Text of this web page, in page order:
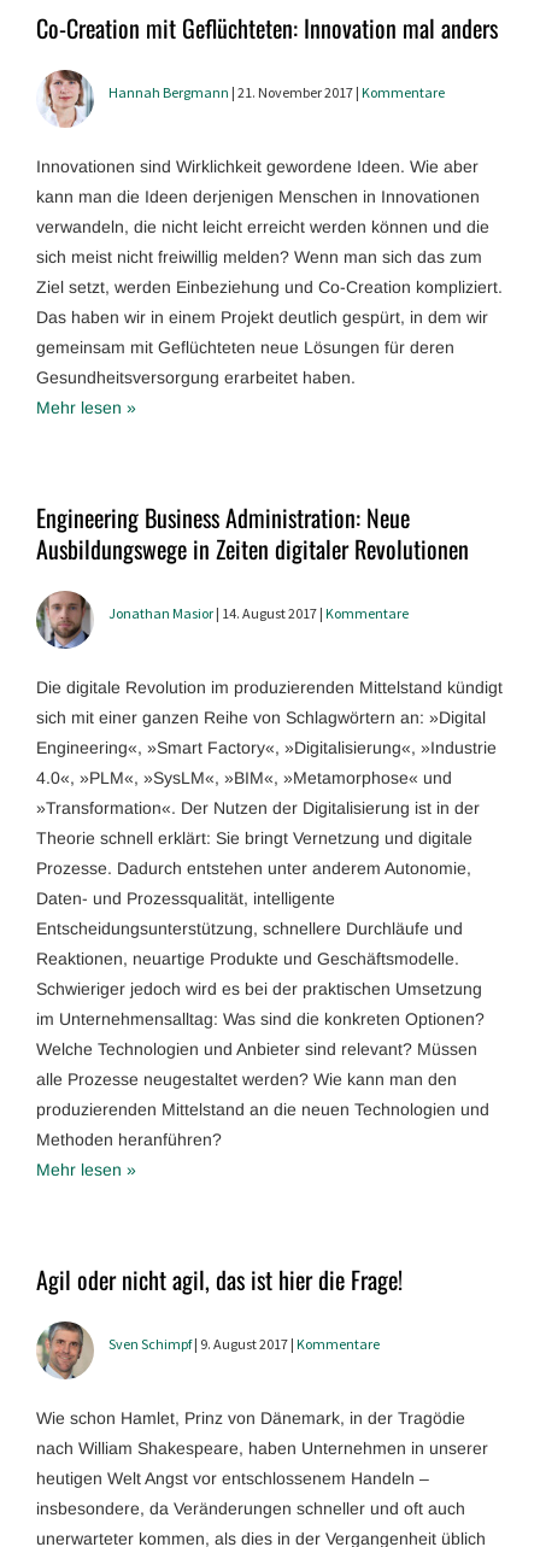
Co-Creation mit Geflüchteten: Innovation mal anders
Hannah Bergmann | 21. November 2017 | Kommentare
Innovationen sind Wirklichkeit gewordene Ideen. Wie aber
kann man die Ideen derjenigen Menschen in Innovationen
verwandeln, die nicht leicht erreicht werden können und die
sich meist nicht freiwillig melden? Wenn man sich das zum
Ziel setzt, werden Einbeziehung und Co-Creation kompliziert.
Das haben wir in einem Projekt deutlich gespürt, in dem wir
gemeinsam mit Geflüchteten neue Lösungen für deren
Gesundheitsversorgung erarbeitet haben.
Mehr lesen »
Engineering Business Administration: Neue
Ausbildungswege in Zeiten digitaler Revolutionen
Jonathan Masior | 14. August 2017 | Kommentare
Die digitale Revolution im produzierenden Mittelstand kündigt
sich mit einer ganzen Reihe von Schlagwörtern an: »Digital
Engineering«, »Smart Factory«, »Digitalisierung«, »Industrie
4.0«, »PLM«, »SysLM«, »BIM«, »Metamorphose« und
»Transformation«. Der Nutzen der Digitalisierung ist in der
Theorie schnell erklärt: Sie bringt Vernetzung und digitale
Prozesse. Dadurch entstehen unter anderem Autonomie,
Daten- und Prozessqualität, intelligente
Entscheidungsunterstützung, schnellere Durchläufe und
Reaktionen, neuartige Produkte und Geschäftsmodelle.
Schwieriger jedoch wird es bei der praktischen Umsetzung
im Unternehmensalltag: Was sind die konkreten Optionen?
Welche Technologien und Anbieter sind relevant? Müssen
alle Prozesse neugestaltet werden? Wie kann man den
produzierenden Mittelstand an die neuen Technologien und
Methoden heranführen?
Mehr lesen »
Agil oder nicht agil, das ist hier die Frage!
Sven Schimpf| 9. August 2017 | Kommentare
Wie schon Hamlet, Prinz von Dänemark, in der Tragödie
nach William Shakespeare, haben Unternehmen in unserer
heutigen Welt Angst vor entschlossenem Handeln –
insbesondere, da Veränderungen schneller und oft auch
unerwarteter kommen, als dies in der Vergangenheit üblich